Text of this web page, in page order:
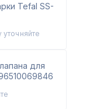
Tefal SS-
уточняйте
для